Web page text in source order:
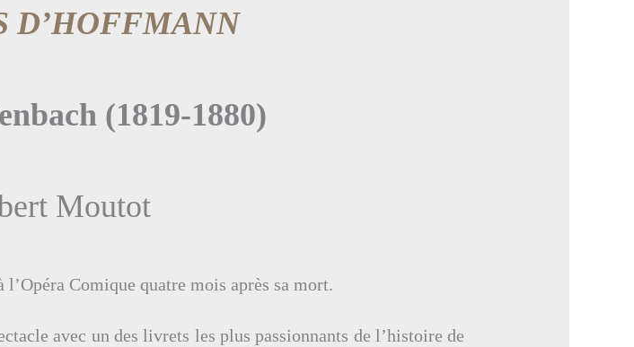
D’HOFFMANN
(1819-1880)
Moutot
Comique quatre mois après sa mort.
avec un des livrets les plus passionnants de l’histoire de